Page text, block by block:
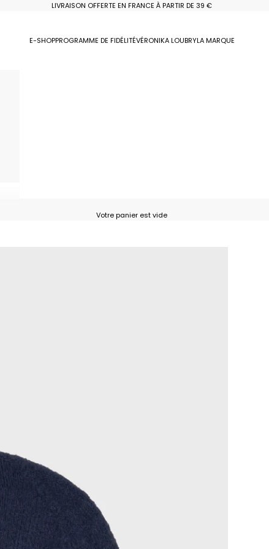
LIVRAISON OFFERTE EN FRANCE À PARTIR DE 39 €
E-SHOPPROGRAMME DE FIDÉLITÉVÉRONIKA LOUBRYLA MARQUE
Votre panier est vide